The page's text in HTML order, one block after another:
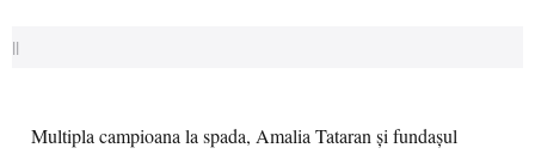
||
Multipla campioana la spada, Amalia Tataran și fundașul